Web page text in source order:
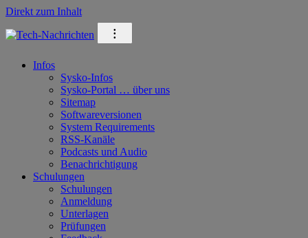
Direkt zum Inhalt
⁝
Infos
Sysko-Infos
Sysko-Portal … über uns
Sitemap
Softwareversionen
System Requirements
RSS-Kanäle
Podcasts und Audio
Benachrichtigung
Schulungen
Schulungen
Anmeldung
Unterlagen
Prüfungen